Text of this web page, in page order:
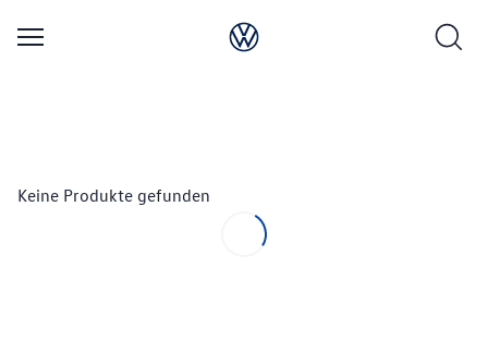
Keine Produkte gefunden